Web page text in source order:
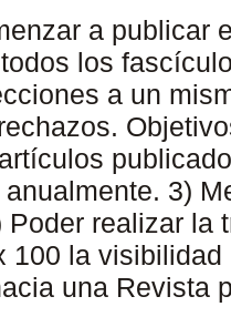
a publicar
los
a un
3)
Poder realizar la
100 la
una Revista